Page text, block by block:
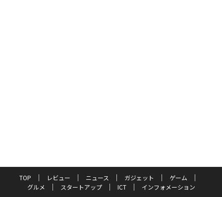
TOP レビュー ニュース ガジェット
ゲーム
グルメ
スタートアップ ICT
インフォメーション